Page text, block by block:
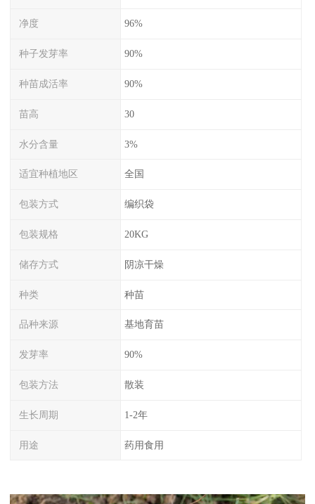
净度 96%
种子发芽率 90%
种苗成活率 90%
苗高 30
水分含量 3%
适宜种植地区 全国
包装方式 编织袋
包装规格 20KG
储存方式 阴凉干燥
种类 种苗
品种来源 基地育苗
发芽率 90%
包装方法 散装
生长周期 1-2年
用途 药用食用